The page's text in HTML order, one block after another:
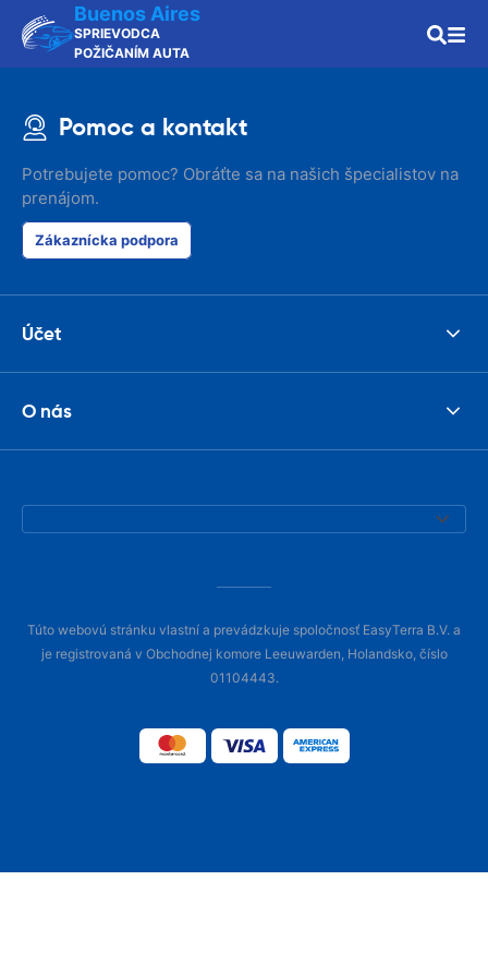
Buenos Aires
SPRIEVODCA
POŽIČANÍM AUTA
Pomoc a kontakt
Potrebujete pomoc? Obráťte sa na našich špecialistov na
prenájom.
Zákaznícka podpora
Účet
O nás
Túto webovú stránku vlastní a prevádzkuje spoločnosť EasyTerra B.V. a
je registrovaná v Obchodnej komore Leeuwarden, Holandsko, číslo
01104443.